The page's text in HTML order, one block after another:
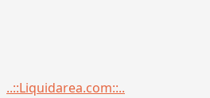
Menu
..::Liquidarea.com::..